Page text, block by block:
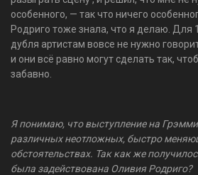
особенного, — так что ничего
Родриго тоже знала, что я делаю. Для
дубля артистам вовсе не нужно
и они всё равно могут сделать так,
забавно.
Я понимаю, что выступление на
различных неотложных, быстро
обстоятельствах. Так как же
была задействована Оливия Родриго?